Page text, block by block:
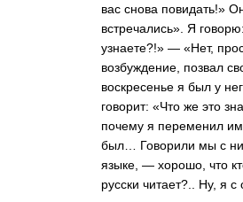
вас снова повидать!»
встречались». Я
узнаете?!» — «Нет,
возбуждение, позвал
воскресенье я был у
говорит: «Что же это
почему я переменил
был… Говорили мы с
языке, — хорошо, что
русски читает?.. Ну, я